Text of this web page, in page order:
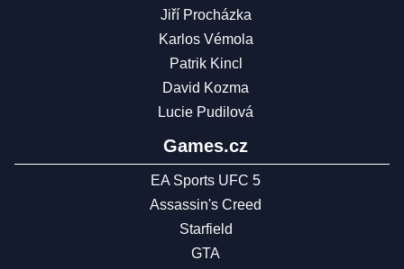
Jiří Procházka
Karlos Vémola
Patrik Kincl
David Kozma
Lucie Pudilová
Games.cz
EA Sports UFC 5
Assassin's Creed
Starfield
GTA